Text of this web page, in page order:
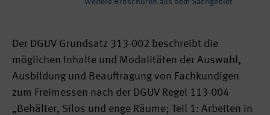
Weitere Broschüren aus dem Sachgebiet
Der DGUV Grundsatz 313-002 beschreibt die
möglichen Inhalte und Modalitäten der Auswahl,
Ausbildung und Beauftragung von Fachkundigen
zum Freimessen nach der DGUV Regel 113-004
„Behälter, Silos und enge Räume; Teil 1: Arbeiten in